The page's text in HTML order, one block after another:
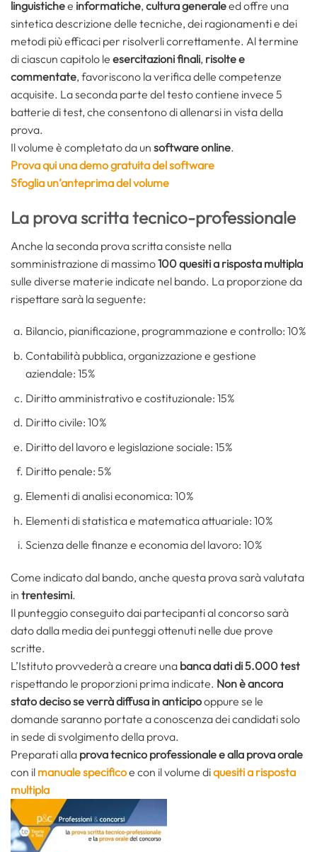
linguistichee informatiche, cultura generaleed offre una
sintetica descrizione delle tecniche, dei ragionamenti e dei
metodi più efficaci per risolverli correttamente. Al termine
di ciascun capitolo le esercitazioni finali, risolte e
commentate, favoriscono la verifica delle competenze
acquisite. La seconda parte del testo contiene invece 5
batterie di test, che consentono di allenarsi in vista della
prova.
Il volume è completato da un software online.
Prova qui una demo gratuita del software
Sfoglia un’anteprima del volume
La prova scritta tecnico-professionale
Anche la seconda prova scritta consiste nella
somministrazione di massimo100 quesiti a risposta multipla
sulle diverse materie indicate nel bando. La proporzione da
rispettare sarà la seguente:
Bilancio, pianificazione, programmazione e controllo: 10%
Contabilità pubblica, organizzazione e gestione
aziendale: 15%
Diritto amministrativo e costituzionale: 15%
Diritto civile: 10%
Diritto del lavoro e legislazione sociale: 15%
Diritto penale: 5%
Elementi di analisi economica: 10%
Elementi di statistica e matematica attuariale: 10%
Scienza delle finanze e economia del lavoro: 10%
Come indicato dal bando, anche questa prova sarà valutata
in trentesimi.
Il punteggio conseguito dai partecipanti al concorso sarà
dato dalla media dei punteggi ottenuti nelle due prove
scritte.
L’Istituto provvederà a creare una banca dati di 5.000 test
rispettando le proporzioni prima indicate. Non è ancora
stato deciso se verrà diffusa in anticipooppure se le
domande saranno portate a conoscenza dei candidati solo
in sede di svolgimento della prova.
Preparati alla prova tecnico professionale e alla prova orale
con il manuale specificoe con il volume diquesiti a risposta
multipla